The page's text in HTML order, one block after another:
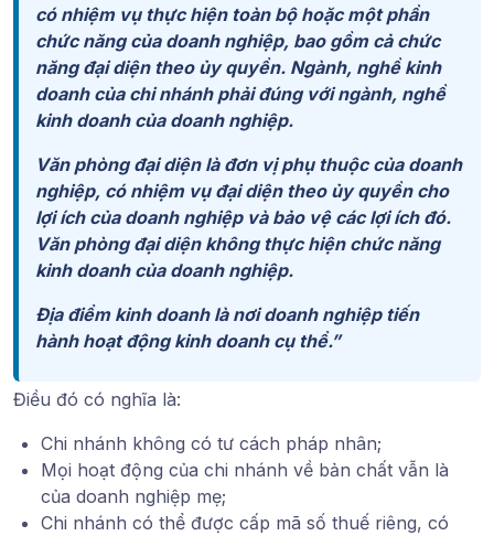
có nhiệm vụ thực hiện toàn bộ hoặc một phần
chức năng của doanh nghiệp, bao gồm cả chức
năng đại diện theo ủy quyền. Ngành, nghề kinh
doanh của chi nhánh phải đúng với ngành, nghề
kinh doanh của doanh nghiệp.
Văn phòng đại diện là đơn vị phụ thuộc của doanh
nghiệp, có nhiệm vụ đại diện theo ủy quyền cho
lợi ích của doanh nghiệp và bảo vệ các lợi ích đó.
Văn phòng đại diện không thực hiện chức năng
kinh doanh của doanh nghiệp.
Địa điểm kinh doanh là nơi doanh nghiệp tiến
hành hoạt động kinh doanh cụ thể.”
Điều đó có nghĩa là:
Chi nhánh không có tư cách pháp nhân;
Mọi hoạt động của chi nhánh về bản chất vẫn là
của doanh nghiệp mẹ;
Chi nhánh có thể được cấp mã số thuế riêng, có